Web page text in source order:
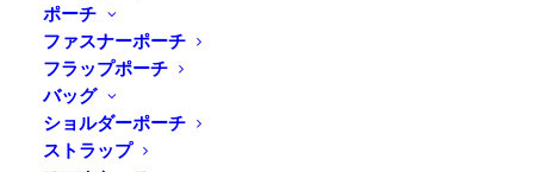
ポーチ
ファスナーポーチ
フラップポーチ
バッグ
ショルダーポーチ
ストラップ
DURAM ハートキーホルダー
キーホルダー